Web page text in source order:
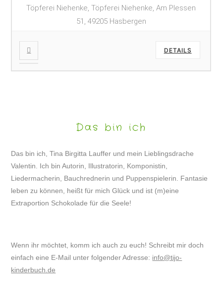
Töpferei Niehenke, Töpferei Niehenke, Am Plessen
51, 49205 Hasbergen
DETAILS
Das bin ich
Das bin ich, Tina Birgitta Lauffer und mein Lieblingsdrache
Valentin. Ich bin Autorin, Illustratorin, Komponistin,
Liedermacherin, Bauchrednerin und Puppenspielerin. Fantasie
leben zu können, heißt für mich Glück und ist (m)eine
Extraportion Schokolade für die Seele!
Wenn ihr möchtet, komm ich auch zu euch! Schreibt mir doch
einfach eine E-Mail unter folgender Adresse: info@tijo-
kinderbuch.de